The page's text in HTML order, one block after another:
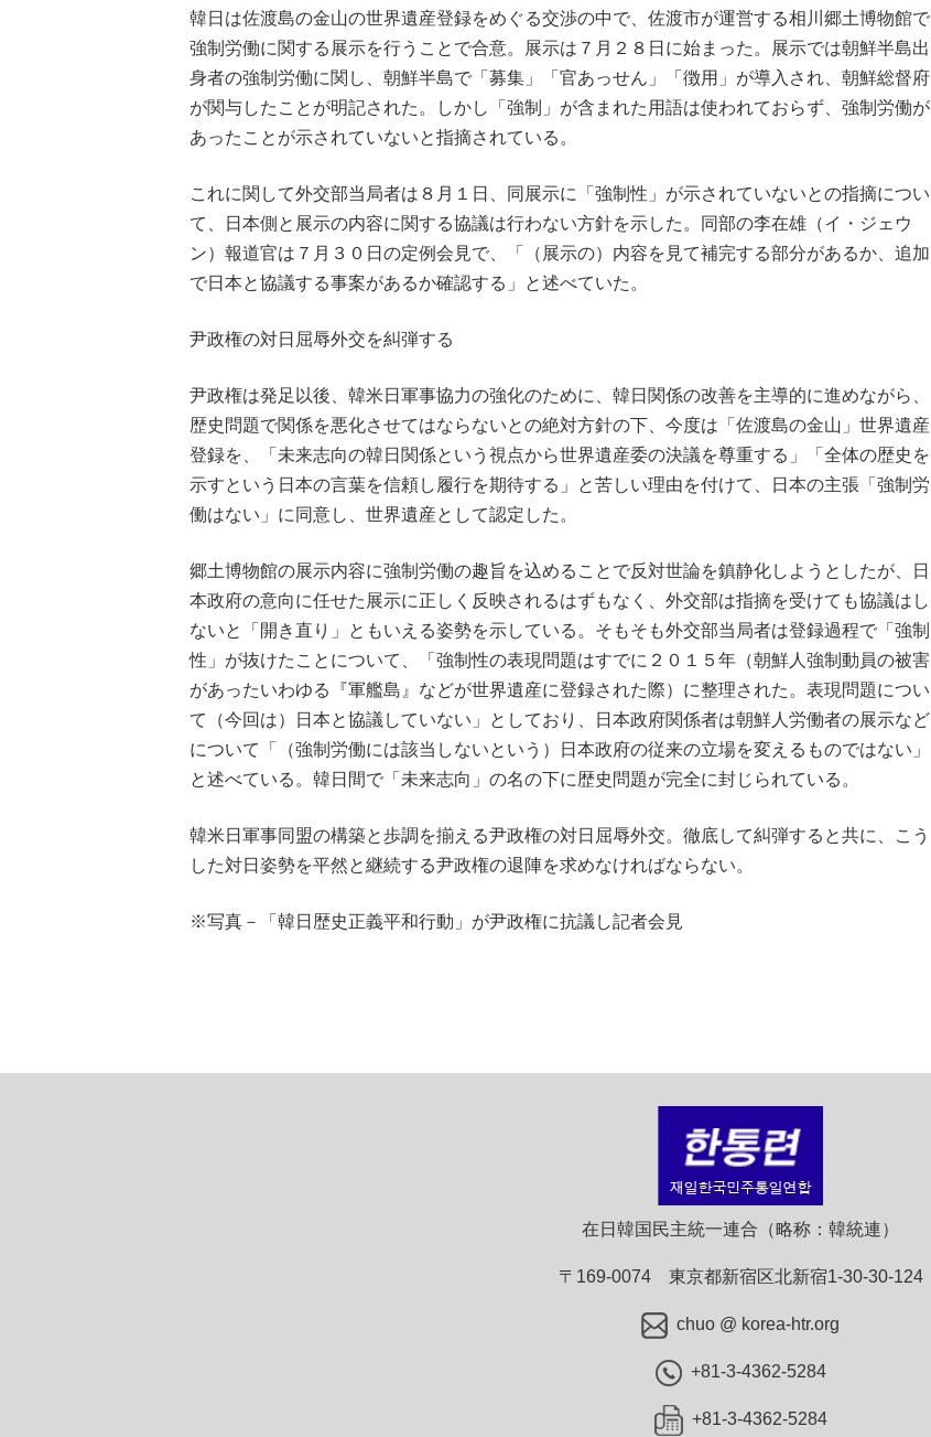
韓日は佐渡島の金山の世界遺産登録をめぐる交渉の中で、佐渡市が運営する相川郷土博物館で
強制労働に関する展示を行うことで合意。展示は７月２８日に始まった。展示では朝鮮半島出
身者の強制労働に関し、朝鮮半島で「募集」「官あっせん」「徴用」が導入され、朝鮮総督府
が関与したことが明記された。しかし「強制」が含まれた用語は使われておらず、強制労働が
あったことが示されていないと指摘されている。
これに関して外交部当局者は８月１日、同展示に「強制性」が示されていないとの指摘につい
て、日本側と展示の内容に関する協議は行わない方針を示した。同部の李在雄（イ・ジェウ
ン）報道官は７月３０日の定例会見で、「（展示の）内容を見て補完する部分があるか、追加
で日本と協議する事案があるか確認する」と述べていた。
尹政権の対日屈辱外交を糾弾する
尹政権は発足以後、韓米日軍事協力の強化のために、韓日関係の改善を主導的に進めながら、
歴史問題で関係を悪化させてはならないとの絶対方針の下、今度は「佐渡島の金山」世界遺産
登録を、「未来志向の韓日関係という視点から世界遺産委の決議を尊重する」「全体の歴史を
示すという日本の言葉を信頼し履行を期待する」と苦しい理由を付けて、日本の主張「強制労
働はない」に同意し、世界遺産として認定した。
郷土博物館の展示内容に強制労働の趣旨を込めることで反対世論を鎮静化しようとしたが、日
本政府の意向に任せた展示に正しく反映されるはずもなく、外交部は指摘を受けても協議はし
ないと「開き直り」ともいえる姿勢を示している。そもそも外交部当局者は登録過程で「強制
性」が抜けたことについて、「強制性の表現問題はすでに２０１５年（朝鮮人強制動員の被害
があったいわゆる『軍艦島』などが世界遺産に登録された際）に整理された。表現問題につい
て（今回は）日本と協議していない」としており、日本政府関係者は朝鮮人労働者の展示など
について「（強制労働には該当しないという）日本政府の従来の立場を変えるものではない」
と述べている。韓日間で「未来志向」の名の下に歴史問題が完全に封じられている。
韓米日軍事同盟の構築と歩調を揃える尹政権の対日屈辱外交。徹底して糾弾すると共に、こう
した対日姿勢を平然と継続する尹政権の退陣を求めなければならない。
※写真－「韓日歴史正義平和行動」が尹政権に抗議し記者会見
在日韓国民主統一連合（略称：韓統連）
〒169-0074 東京都新宿区北新宿1-30-30-124
chuo @ korea-htr.org
+81-3-4362-5284
+81-3-4362-5284